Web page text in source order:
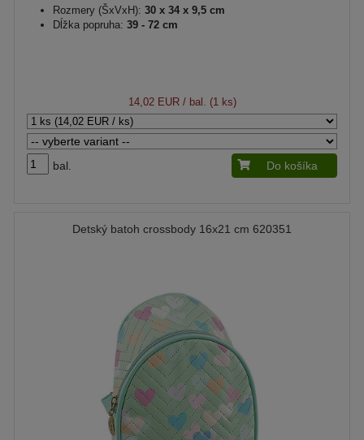
Rozmery (ŠxVxH): 30 x 34 x 9,5 cm
Dĺžka popruha: 39 - 72 cm
14,02 EUR/ bal. (1 ks)
bal. Do košíka
Detský batoh crossbody 16x21 cm 620351